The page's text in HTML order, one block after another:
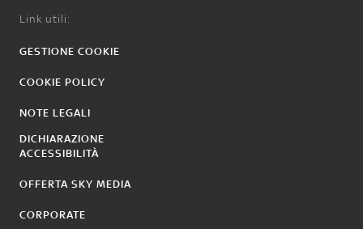
Link utili:
GESTIONE COOKIE
COOKIE POLICY
NOTE LEGALI
DICHIARAZIONE
ACCESSIBILITÀ
OFFERTA SKY MEDIA
CORPORATE